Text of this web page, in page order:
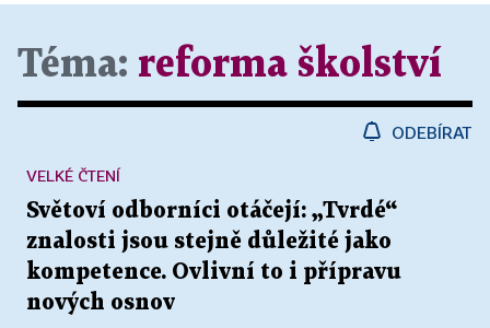
Téma: reforma školství
ODEBÍRAT
Světoví odborníci otáčejí: „Tvrdé“
znalosti jsou stejně důležité jako
kompetence. Ovlivní to i přípravu
nových osnov
VELKÉ ČTENÍ